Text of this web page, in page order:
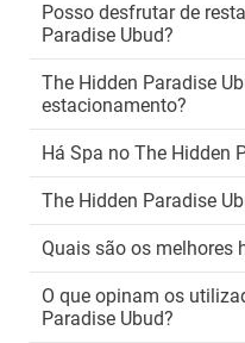
Posso desfrutar de
Paradise Ubud?
The Hidden Paradise
estacionamento?
Há Spa no The Hidden
The Hidden Paradise
Quais são os melhores
O que opinam os
Paradise Ubud?